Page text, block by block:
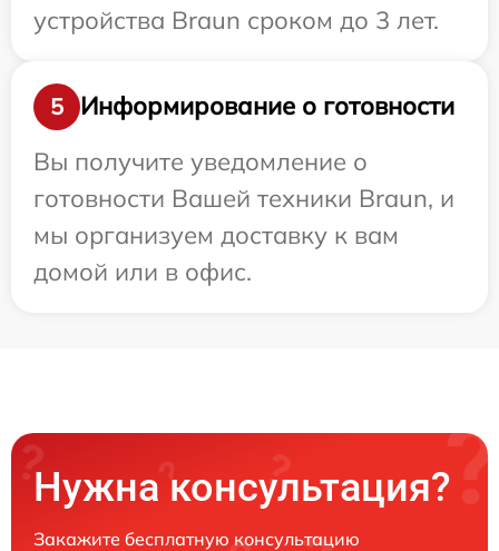
устройства Braun сроком до 3 лет.
5
Информирование о готовности
Вы получите уведомление о
готовности Вашей техники Braun, и
мы организуем доставку к вам
домой или в офис.
Нужна консультация?
Закажите бесплатную консультацию